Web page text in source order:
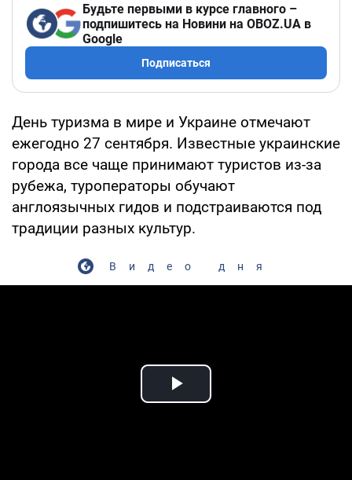
Будьте первыми в курсе главного –
подпишитесь на Новини на OBOZ.UA в
Google
Подписаться
День туризма в мире и Украине отмечают
ежегодно 27 сентября. Известные украинские
города все чаще принимают туристов из-за
рубежа, туроператоры обучают
англоязычных гидов и подстраиваются под
традиции разных культур.
Видео дня
Play Video